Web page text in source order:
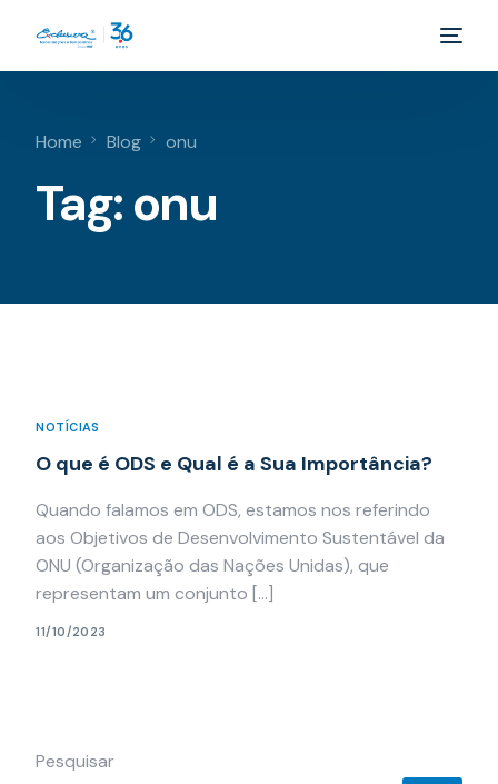
Home Blog onu
Tag:onu
NOTÍCIAS
O que é ODS e Qual é a Sua Importância?
Quando falamos em ODS, estamos nos referindo
aos Objetivos de Desenvolvimento Sustentável da
ONU (Organização das Nações Unidas), que
representam um conjunto […]
11/10/2023
Pesquisar